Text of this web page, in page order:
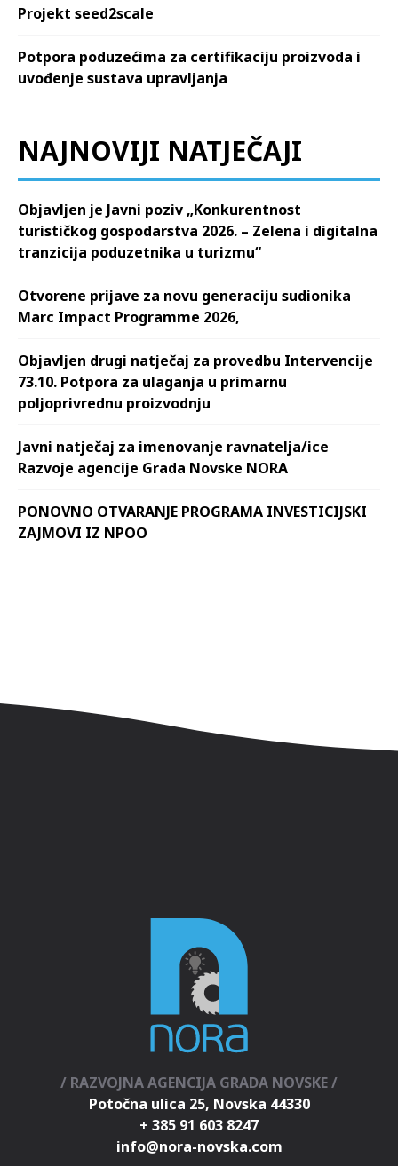
Projekt seed2scale
Potpora poduzećima za certifikaciju proizvoda i
uvođenje sustava upravljanja
NAJNOVIJI NATJEČAJI
Objavljen je Javni poziv „Konkurentnost
turističkog gospodarstva 2026. – Zelena i digitalna
tranzicija poduzetnika u turizmu“
Otvorene prijave za novu generaciju sudionika
Marc Impact Programme 2026,
Objavljen drugi natječaj za provedbu Intervencije
73.10. Potpora za ulaganja u primarnu
poljoprivrednu proizvodnju
Javni natječaj za imenovanje ravnatelja/ice
Razvoje agencije Grada Novske NORA
PONOVNO OTVARANJE PROGRAMA INVESTICIJSKI
ZAJMOVI IZ NPOO
/ RAZVOJNA AGENCIJA GRADA NOVSKE /
Potočna ulica 25, Novska 44330
+ 385 91 603 8247